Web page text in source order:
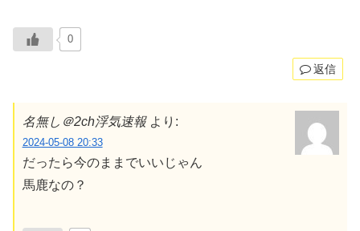
0
返信
名無し＠2ch浮気速報 より:
2024-05-08 20:33
だったら今のままでいいじゃん
馬鹿なの？